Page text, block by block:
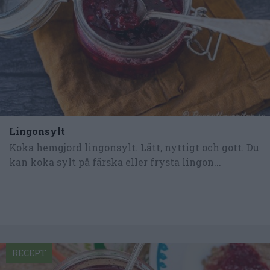
Lingonsylt
Koka hemgjord lingonsylt. Lätt, nyttigt och gott. Du
kan koka sylt på färska eller frysta lingon...
RECEPT